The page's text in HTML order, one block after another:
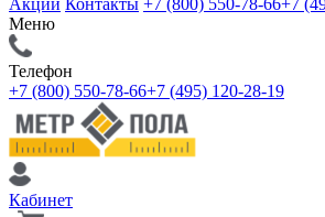
Акции Контакты +7 (800) 550-78-66+7
Меню
Телефон
+7 (800) 550-78-66+7 (495) 120-28-19
Кабинет